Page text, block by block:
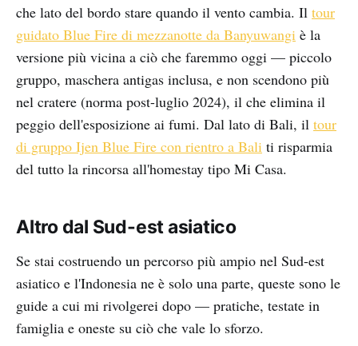
che lato del bordo stare quando il vento cambia. Il tour
guidato Blue Fire di mezzanotte da Banyuwangi è la
versione più vicina a ciò che faremmo oggi — piccolo
gruppo, maschera antigas inclusa, e non scendono più
nel cratere (norma post-luglio 2024), il che elimina il
peggio dell'esposizione ai fumi. Dal lato di Bali, il tour
di gruppo Ijen Blue Fire con rientro a Bali ti risparmia
del tutto la rincorsa all'homestay tipo Mi Casa.
Altro dal Sud-est asiatico
Se stai costruendo un percorso più ampio nel Sud-est
asiatico e l'Indonesia ne è solo una parte, queste sono le
guide a cui mi rivolgerei dopo — pratiche, testate in
famiglia e oneste su ciò che vale lo sforzo.